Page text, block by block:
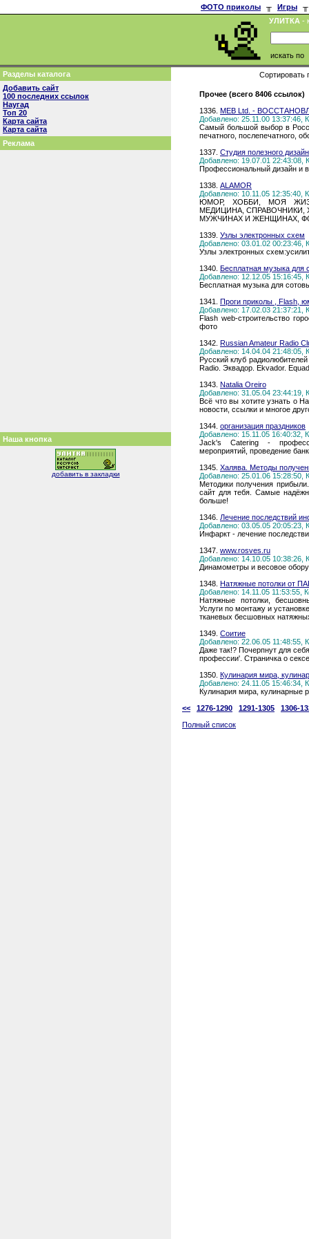
ФОТО приколы ╥ Игры
╥
УЛИТКА -
искать по
Разделы каталога
Добавить сайт
100 последних ссылок
Наугад
Топ 20
Карта сайта
Карта сайта
Реклама
Наша кнопка
добавить в закладки
Сортировать
Прочее (всего 8406 ссылок)
1336. MEB Ltd. -
Добавлено: 25.11.00 13:37:46,
Самый большой выбор в
печатного, послепечатного,
1337. Студия полезного
Добавлено: 19.07.01 22:43:08,
Профессиональный дизайн и
1338. ALAMOR
Добавлено: 10.11.05 12:35:40,
ЮМОР, ХОББИ, МОЯ
МЕДИЦИНА, СПРАВОЧНИКИ,
МУЖЧИНАХ И ЖЕНЩИНАХ,
1339. Узлы электронных схем
Добавлено: 03.01.02 00:23:46,
Узлы электронных
1340. Бесплатная музыка для
Добавлено: 12.12.05 15:16:45,
Бесплатная музыка для
1341. Проги приколы , Flash,
Добавлено: 17.02.03 21:37:21,
Flash web-строительство
фото
1342. Russian Amateur Radio
Добавлено: 14.04.04 21:48:05,
Русский клуб
Radio. Эквадор. Ekvador.
1343. Natalia Oreiro
Добавлено: 31.05.04 23:44:19,
Всё что вы хотите узнать о
новости, ссылки и многое
1344. организация праздников
Добавлено: 15.11.05 16:40:32,
Jack's Catering -
мероприятий, проведение
1345. Халява. Методы
Добавлено: 25.01.06 15:28:50,
Методики получения
сайт для тебя. Самые
больше!
1346. Лечение последствий
Добавлено: 03.05.05 20:05:23,
Инфаркт - лечение
1347. www.rosves.ru
Добавлено: 14.10.05 10:38:26,
Динамометры и весовое
1348. Натяжные потолки от
Добавлено: 14.11.05 11:53:55,
Натяжные потолки,
Услуги по монтажу и
тканевых бесшовных
1349. Соитие
Добавлено: 22.06.05 11:48:55,
Даже так!? Почерпнут для
профессии'. Страничка о
1350. Кулинария мира,
Добавлено: 24.11.05 15:46:34,
Кулинария мира, кулинарные
<<
1276-1290 1291-1305
1306-
Полный список